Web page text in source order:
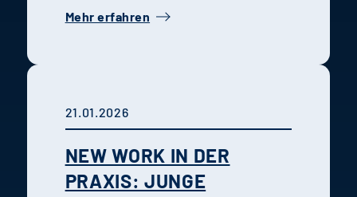
aus moderner Architektur,
Wohnort für Familien und
und entspannt wohnen.
Mehr erfahren
21.01.2026
NEW WORK IN DER
PRAXIS: JUNGE